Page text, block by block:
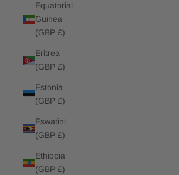
Equatorial
Guinea
(GBP £)
Eritrea
(GBP £)
Estonia
(GBP £)
Eswatini
(GBP £)
Ethiopia
(GBP £)